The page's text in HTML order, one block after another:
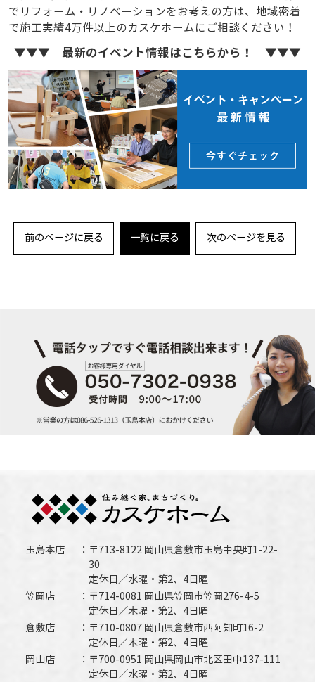
でリフォーム・リノベーションをお考えの方は、地域密着
で施工実績4万件以上のカスケホームにご相談ください！
▼▼▼ 最新のイベント情報はこちらから！ ▼▼▼
前のページに戻る 一覧に戻る 次のページを見る
玉島本店
〒713-8122 岡山県倉敷市玉島中央町1-22-
30
定休日／水曜・第2、4日曜
笠岡店
〒714-0081 岡山県笠岡市笠岡276-4-5
定休日／木曜・第2、4日曜
倉敷店
〒710-0807 岡山県倉敷市西阿知町16-2
定休日／木曜・第2、4日曜
岡山店
〒700-0951 岡山県岡山市北区田中137-111
定休日／水曜・第2、4日曜